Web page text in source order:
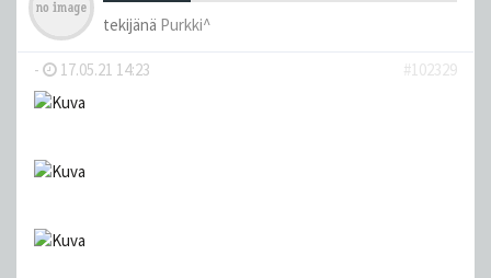
tekijänä Purkki^
- 17.05.21 14:23 #102329